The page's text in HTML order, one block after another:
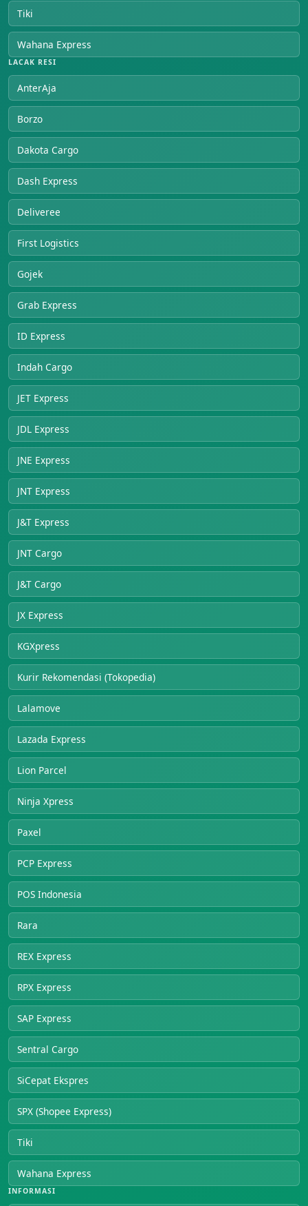
Tiki
Wahana Express
LACAK RESI
AnterAja
Borzo
Dakota Cargo
Dash Express
Deliveree
First Logistics
Gojek
Grab Express
ID Express
Indah Cargo
JET Express
JDL Express
JNE Express
JNT Express
J&T Express
JNT Cargo
J&T Cargo
JX Express
KGXpress
Kurir Rekomendasi (Tokopedia)
Lalamove
Lazada Express
Lion Parcel
Ninja Xpress
Paxel
PCP Express
POS Indonesia
Rara
REX Express
RPX Express
SAP Express
Sentral Cargo
SiCepat Ekspres
SPX (Shopee Express)
Tiki
Wahana Express
INFORMASI